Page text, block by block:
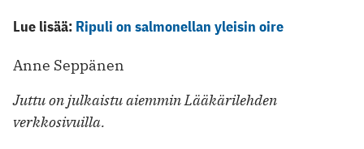
Lue lisää: Ripuli on salmonellan yleisin oire
Anne Seppänen
Juttu on julkaistu aiemmin Lääkärilehden
verkkosivuilla.